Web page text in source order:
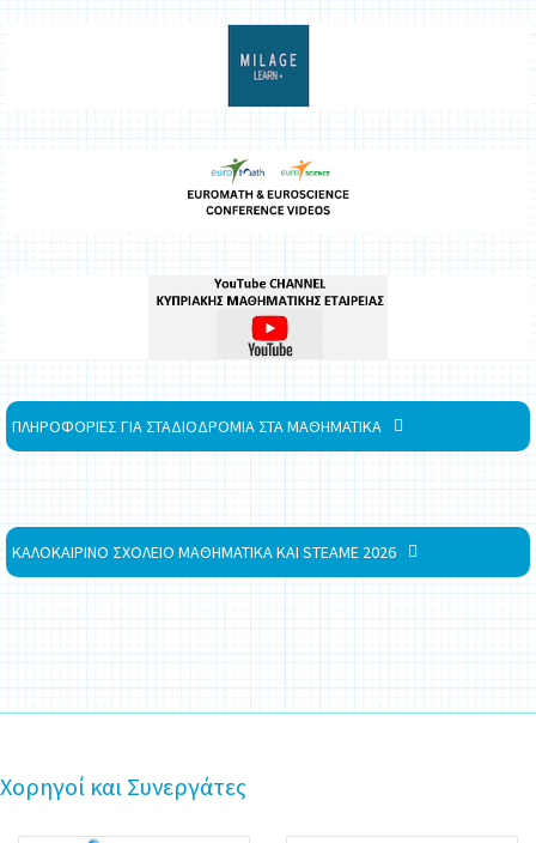
ΠΛΗΡΟΦΟΡΙΕΣ ΓΙΑ ΣΤΑΔΙΟΔΡΟΜΙΑ ΣΤΑ ΜΑΘΗΜΑΤΙΚΑ
ΚΑΛΟΚΑΙΡΙΝΟ ΣΧΟΛΕΙΟ ΜΑΘΗΜΑΤΙΚΑ ΚΑΙ STEAME 2026
Χορηγοί και Συνεργάτες